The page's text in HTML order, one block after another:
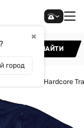
✖
город
НАЙТИ
Футболка Hardcore